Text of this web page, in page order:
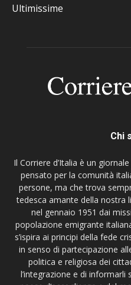
Ultimissime
Chi
Il Corriere d’Italia è un
pensato per la comunità
persone, ma che trova
tedesca amante della nostra
nel gennaio 1951 dai
popolazione emigrante
s’ispira ai principi della fede
in senso di partecipazione
politica e religiosa dei
l’integrazione e di informarli